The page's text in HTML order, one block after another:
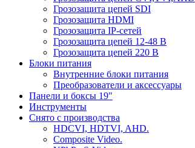
Грозозащита цепей SDI
Грозозащита HDMI
Грозозащита IP-сетей
Грозозащита цепей 12-48 В
Грозозащита цепей 220 В
Блоки питания
Внутренние блоки питания
Преобразователи и аксессуары
Панели и боксы 19"
Инструменты
Снято с производства
HDCVI, HDTVI, AHD.
Composite Video.